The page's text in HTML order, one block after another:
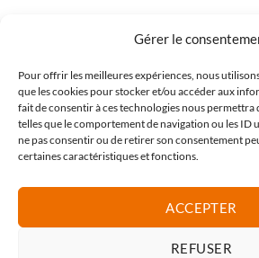
Gérer le
Pour offrir les meilleures expériences, nous
que les cookies pour stocker et/ou accéder aux
fait de consentir à ces technologies nous permettra
telles que le comportement de navigation ou les ID
ne pas consentir ou de retirer son consentement
certaines caractéristiques et fonctions.
ACCEPTER
REFUSER
988, route de Péronne
Tél : 09.50.51.76.47
contact@artzone.fr